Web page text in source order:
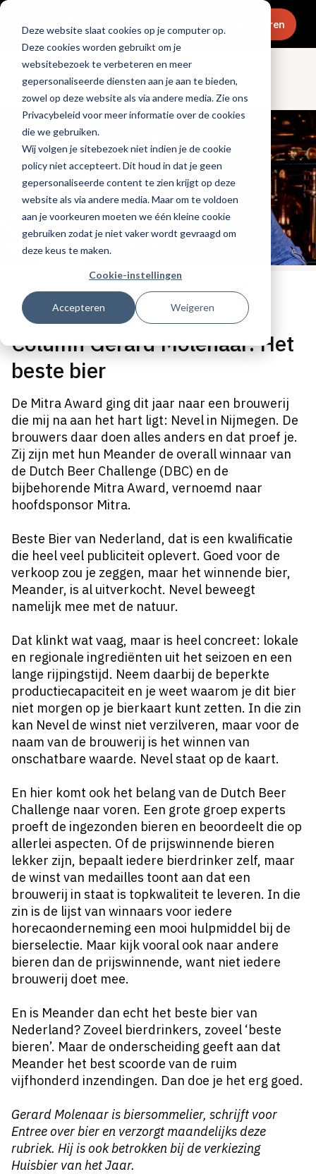
Deze website slaat cookies op je computer op.
Deze cookies worden gebruikt om je
websitebezoek te verbeteren en meer
gepersonaliseerde diensten aan je aan te bieden,
zowel op deze website als via andere media. Zie ons
Privacybeleid voor meer informatie over de cookies
die we gebruiken.
Wij volgen je sitebezoek niet indien je de cookie
policy niet accepteert. Dit houd in dat je geen
gepersonaliseerde content te zien krijgt op deze
website als via andere media. Maar om te voldoen
aan je voorkeuren moeten we één kleine cookie
gebruiken zodat je niet vaker wordt gevraagd om
deze keus te maken.
Cookie-instellingen
Accepteren Weigeren
Menu Abonneren
Columns
Tags:bier
Gepubliceerd op: 16 augustus 2021
Column Gerard Molenaar: Het
beste bier
De Mitra Award ging dit jaar naar een brouwerij
die mij na aan het hart ligt: Nevel in Nijmegen. De
brouwers daar doen alles anders en dat proef je.
Zij zijn met hun Meander de overall winnaar van
de Dutch Beer Challenge (DBC) en de
bijbehorende Mitra Award, vernoemd naar
hoofdsponsor Mitra.
Beste Bier van Nederland, dat is een kwalificatie
die heel veel publiciteit oplevert. Goed voor de
verkoop zou je zeggen, maar het winnende bier,
Meander, is al uitverkocht. Nevel beweegt
namelijk mee met de natuur.
Dat klinkt wat vaag, maar is heel concreet: lokale
en regionale ingrediënten uit het seizoen en een
lange rijpingstijd. Neem daarbij de beperkte
productiecapaciteit en je weet waarom je dit bier
niet morgen op je bierkaart kunt zetten. In die zin
kan Nevel de winst niet verzilveren, maar voor de
naam van de brouwerij is het winnen van
onschatbare waarde. Nevel staat op de kaart.
En hier komt ook het belang van de Dutch Beer
Challenge naar voren. Een grote groep experts
proeft de ingezonden bieren en beoordeelt die op
allerlei aspecten. Of de prijswinnende bieren
lekker zijn, bepaalt iedere bierdrinker zelf, maar
de winst van medailles toont aan dat een
brouwerij in staat is topkwaliteit te leveren. In die
zin is de lijst van winnaars voor iedere
horecaonderneming een mooi hulpmiddel bij de
bierselectie. Maar kijk vooral ook naar andere
bieren dan de prijswinnende, want niet iedere
brouwerij doet mee.
En is Meander dan echt het beste bier van
Nederland? Zoveel bierdrinkers, zoveel ‘beste
bieren’. Maar de onderscheiding geeft aan dat
Meander het best scoorde van de ruim
vijfhonderd inzendingen. Dan doe je het erg goed.
Gerard Molenaar is biersommelier, schrijft voor
Entree over bier en verzorgt maandelijks deze
rubriek. Hij is ook betrokken bij de verkiezing
Huisbier van het Jaar.